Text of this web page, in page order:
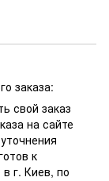
заказа:
свой заказ
на сайте
к
г. Киев, по